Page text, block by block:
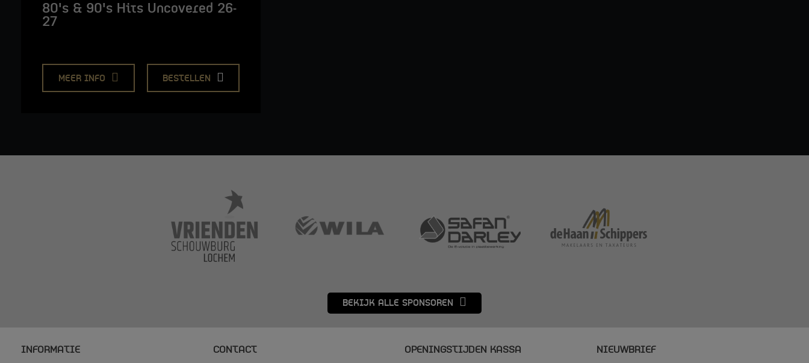
80's & 90's Hits Uncovered 26-
27
MEER INFO BESTELLEN
BEKIJK ALLE SPONSOREN
INFORMATIE CONTACT OPENINGSTIJDEN KASSA NIEUWBRIEF